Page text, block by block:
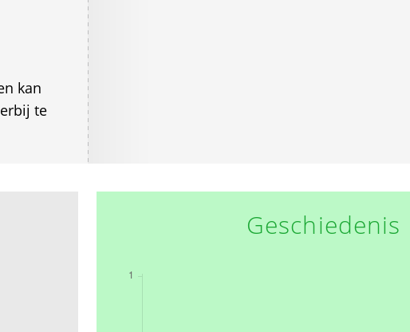
kan
te
Geschiedenis